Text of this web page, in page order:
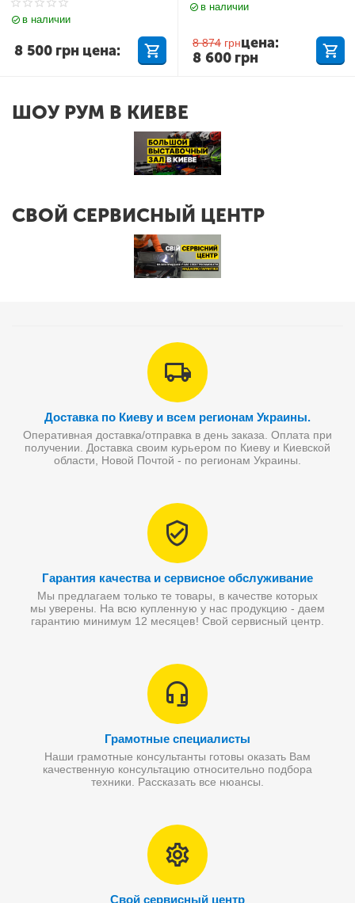
в наличии
8 500 грн цена:
в наличии
8 874 грн
8 600 грн
цена:
ШОУ РУМ В КИЕВЕ
СВОЙ СЕРВИСНЫЙ ЦЕНТР
Доставка по Киеву и всем регионам Украины.
Оперативная доставка/отправка в день заказа. Оплата при
получении. Доставка своим курьером по Киеву и Киевской
области, Новой Почтой - по регионам Украины.
Гарантия качества и сервисное обслуживание
Мы предлагаем только те товары, в качестве которых
мы уверены. На всю купленную у нас продукцию - даем
гарантию минимум 12 месяцев! Свой сервисный центр.
Грамотные специалисты
Наши грамотные консультанты готовы оказать Вам
качественную консультацию относительно подбора
техники. Рассказать все нюансы.
Свой сервисный центр